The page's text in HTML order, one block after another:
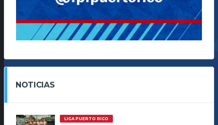
NOTICIAS
LIGA PUERTO RICO